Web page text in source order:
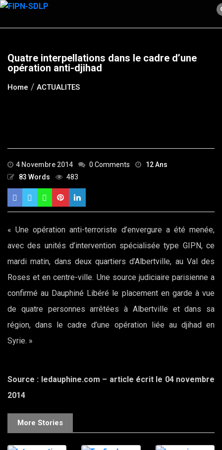
Skip
content
Quatre interpellations dans le cadre d’une
opération anti-djihad
Home ACTUALITES
4 Novembre 2014 0 Comments
12 Ans
83 Words
483
« Une opération anti-terroriste d’envergure a été menée,
avec des unités d’intervention spécialisée type GIPN, ce
mardi matin, dans deux quartiers d’Albertville, au Val des
Roses et en centre-ville. Une source judiciaire parisienne a
confirmé au Dauphiné Libéré le placement en garde à vue
de quatre personnes arrêtées à Albertville et dans sa
région, dans le cadre d’une opération liée au djihad en
Syrie. »
Source : ledauphine.com – article écrit le 04 novembre
2014
More Stories